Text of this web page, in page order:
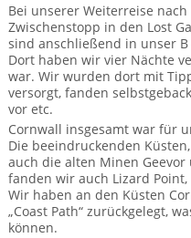
Links
Mietwagen & Verkehr
Reiseunterlagen
Reiseversicherung
Unterkünfte
Zimmer
Bei unserer Weiterreise
Zwischenstopp in den Lost
sind anschließend in unser
Dort haben wir vier Nächte
war. Wir wurden dort mit
versorgt, fanden
vor etc.
Cornwall insgesamt war für
Die beeindruckenden
auch die alten Minen
fanden wir auch Lizard
Wir haben an den Küsten
„Coast Path“ zurückgelegt,
können.